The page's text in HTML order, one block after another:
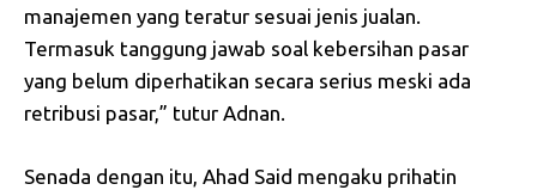
manajemen yang teratur sesuai jenis jualan.
Termasuk tanggung jawab soal kebersihan pasar
yang belum diperhatikan secara serius meski ada
retribusi pasar,” tutur Adnan.
Senada dengan itu, Ahad Said mengaku prihatin